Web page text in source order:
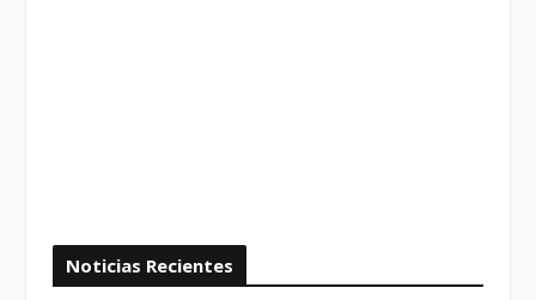
Noticias Recientes